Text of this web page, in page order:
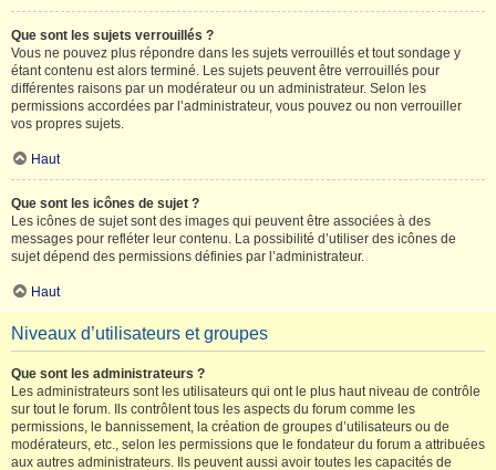
Que sont les sujets verrouillés ?
Vous ne pouvez plus répondre dans les sujets verrouillés et tout sondage y
étant contenu est alors terminé. Les sujets peuvent être verrouillés pour
différentes raisons par un modérateur ou un administrateur. Selon les
permissions accordées par l’administrateur, vous pouvez ou non verrouiller
vos propres sujets.
Haut
Que sont les icônes de sujet ?
Les icônes de sujet sont des images qui peuvent être associées à des
messages pour refléter leur contenu. La possibilité d’utiliser des icônes de
sujet dépend des permissions définies par l’administrateur.
Haut
Niveaux d’utilisateurs et groupes
Que sont les administrateurs ?
Les administrateurs sont les utilisateurs qui ont le plus haut niveau de contrôle
sur tout le forum. Ils contrôlent tous les aspects du forum comme les
permissions, le bannissement, la création de groupes d’utilisateurs ou de
modérateurs, etc., selon les permissions que le fondateur du forum a attribuées
aux autres administrateurs. Ils peuvent aussi avoir toutes les capacités de